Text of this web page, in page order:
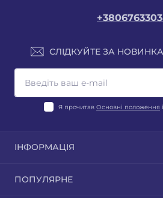
СЛІДКУЙТЕ ЗА
Я прочитав Основні положення
ІНФОРМАЦІЯ
Відгуки
ПОПУЛЯРНЕ